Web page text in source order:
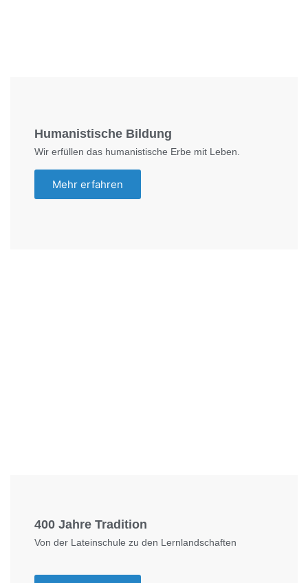
Humanistische Bildung
Wir erfüllen das humanistische Erbe mit Leben.
Mehr erfahren
400 Jahre Tradition
Von der Lateinschule zu den Lernlandschaften